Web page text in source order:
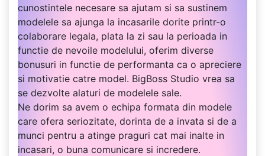
cunostintele necesare sa ajutam si sa sustinem
modelele sa ajunga la incasarile dorite printr-o
colaborare legala, plata la zi sau la perioada in
functie de nevoile modelului, oferim diverse
bonusuri in functie de performanta ca o apreciere
si motivatie catre model. BigBoss Studio vrea sa
se dezvolte alaturi de modelele sale.
Ne dorim sa avem o echipa formata din modele
care ofera seriozitate, dorinta de a invata si de a
munci pentru a atinge praguri cat mai inalte in
incasari, o buna comunicare si incredere.